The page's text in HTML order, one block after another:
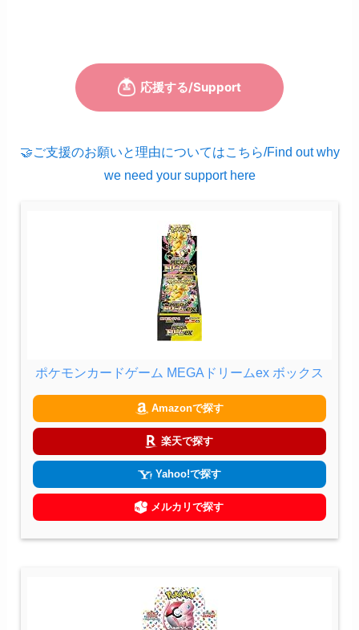
🤝ご支援のお願いと理由についてはこちら/Find out why
we need your support here
ポケモンカードゲーム MEGAドリームex ボックス
Amazonで探す
楽天で探す
Yahoo!で探す
メルカリで探す